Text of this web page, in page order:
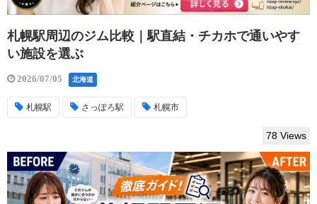
札幌駅周辺のジム比較｜駅直結・チカホで通いやす
い施設を選ぶ
2026/07/05 北海道
札幌駅 さっぽろ駅 札幌市
78 Views